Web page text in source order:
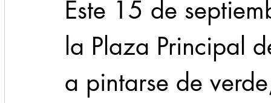
Este 15 de
la Plaza Principal
a pintarse de